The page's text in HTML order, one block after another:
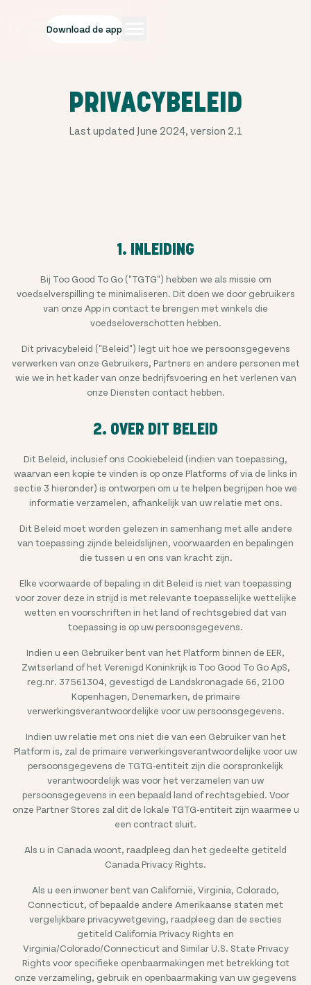
Download de app
PRIVACYBELEID
Last updated June 2024, version 2.1
1. INLEIDING
Bij Too Good To Go ("TGTG") hebben we als missie om
voedselverspilling te minimaliseren. Dit doen we door gebruikers
van onze App in contact te brengen met winkels die
voedseloverschotten hebben.
Dit privacybeleid ("Beleid") legt uit hoe we persoonsgegevens
verwerken van onze Gebruikers, Partners en andere personen met
wie we in het kader van onze bedrijfsvoering en het verlenen van
onze Diensten contact hebben.
2. OVER DIT BELEID
Dit Beleid, inclusief ons Cookiebeleid (indien van toepassing,
waarvan een kopie te vinden is op onze Platforms of via de links in
sectie 3 hieronder) is ontworpen om u te helpen begrijpen hoe we
informatie verzamelen, afhankelijk van uw relatie met ons.
Dit Beleid moet worden gelezen in samenhang met alle andere
van toepassing zijnde beleidslijnen, voorwaarden en bepalingen
die tussen u en ons van kracht zijn.
Elke voorwaarde of bepaling in dit Beleid is niet van toepassing
voor zover deze in strijd is met relevante toepasselijke wettelijke
wetten en voorschriften in het land of rechtsgebied dat van
toepassing is op uw persoonsgegevens.
Indien u een Gebruiker bent van het Platform binnen de EER,
Zwitserland of het Verenigd Koninkrijk is Too Good To Go ApS,
reg.nr. 37561304, gevestigd de Landskronagade 66, 2100
Kopenhagen, Denemarken, de primaire
verwerkingsverantwoordelijke voor uw persoonsgegevens.
Indien uw relatie met ons niet die van een Gebruiker van het
Platform is, zal de primaire verwerkingsverantwoordelijke voor uw
persoonsgegevens de TGTG-entiteit zijn die oorspronkelijk
verantwoordelijk was voor het verzamelen van uw
persoonsgegevens in een bepaald land of rechtsgebied. Voor
onze Partner Stores zal dit de lokale TGTG-entiteit zijn waarmee u
een contract sluit.
Als u in Canada woont, raadpleeg dan het gedeelte getiteld
Canada Privacy Rights.
Als u een inwoner bent van Californië, Virginia, Colorado,
Connecticut, of bepaalde andere Amerikaanse staten met
vergelijkbare privacywetgeving, raadpleeg dan de secties
getiteld California Privacy Rights en
Virginia/Colorado/Connecticut and Similar U.S. State Privacy
Rights voor specifieke openbaarmakingen met betrekking tot
onze verzameling, gebruik en openbaarmaking van uw gegevens